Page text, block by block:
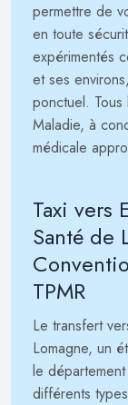
permettre de
en toute
expérimentés
et ses
ponctuel. Tous
Maladie, à
médicale
Taxi vers
Santé de
TPMR
Le transfert
Lomagne, un
le
différents